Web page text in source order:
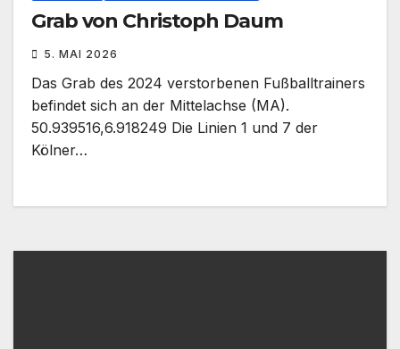
Grab von Christoph Daum
5. MAI 2026
Das Grab des 2024 verstorbenen Fußballtrainers
befindet sich an der Mittelachse (MA).
50.939516,6.918249 Die Linien 1 und 7 der
Kölner…